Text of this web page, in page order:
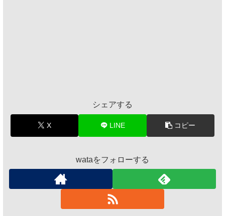
シェアする
X LINE コピー
wataをフォローする